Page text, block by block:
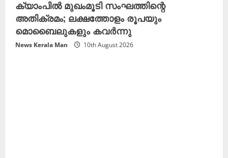
ക്യാംപിൽ മുഖംമൂടി സംഘത്തിന്റെ
അതിക്രമം; ലക്ഷത്തോളം രൂപയും
മൊബൈലുകളും കവർന്നു
News Kerala Man 10th August 2026